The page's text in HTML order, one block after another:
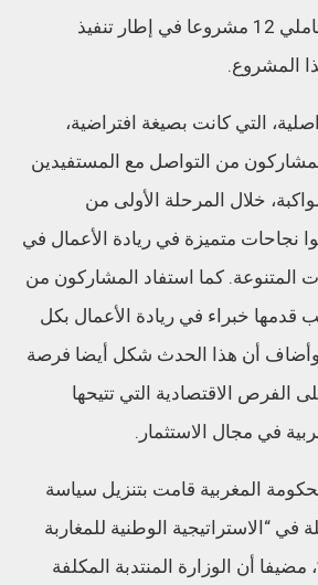
أنه يتم حاليا مواكبة حاملي 12 مشروعا في إطار تنفيذ
المشروع.
التي كانت بصيغة افتراضية،
من التواصل مع المستفيدين
خلال المرحلة الأولى من
نجاحات متميزة في ريادة الأعمال في
كما استفاد المشاركون من
قدمها خبراء في ريادة الأعمال بكل
وأضاف أن هذا الحدث شكل أيضا فرصة
الفرص الاقتصادية التي تتيحها
في مجال الاستثمار.
المغربية قامت بتنزيل سياسة
في “الاستراتيجية الوطنية للمغاربة
أن الوزارة المنتدبة المكلفة